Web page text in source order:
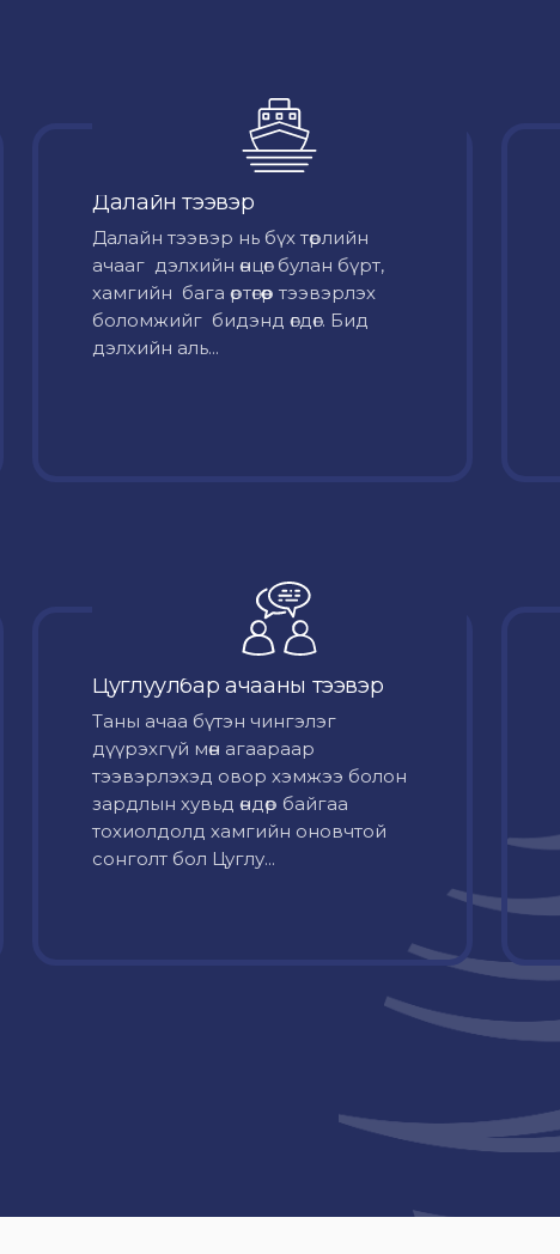
Далайн тээвэр
Далайн тээвэр нь бүх төрлийн
ачааг дэлхийн өнцөг булан бүрт,
хамгийн бага өртөгөөр тээвэрлэх
боломжийг бидэнд өгдөг. Бид
дэлхийн аль...
Цуглуулбар ачааны тээвэр
Таны ачаа бүтэн чингэлэг
дүүрэхгүй мөн агаараар
тээвэрлэхэд овор хэмжээ болон
зардлын хувьд өндөр байгаа
тохиолдолд хамгийн оновчтой
сонголт бол Цуглу...